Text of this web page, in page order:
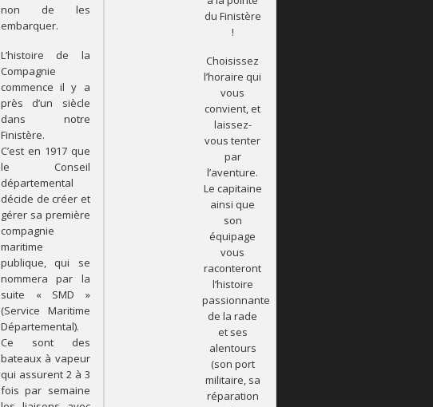
non de les
embarquer.
L’histoire de la
Compagnie
commence il y a
près d’un siècle
dans notre
Finistère.
C’est en 1917 que
le Conseil
départemental
décide de créer et
gérer sa première
compagnie
maritime
publique, qui se
nommera par la
suite « SMD »
(Service Maritime
Départemental).
Ce sont des
bateaux à vapeur
qui assurent 2 à 3
fois par semaine
du Finistère
!
Choisissez
l’horaire qui
vous
convient, et
laissez-
vous tenter
par
l’aventure.
Le capitaine
ainsi que
son
équipage
vous
raconteront
l’histoire
passionnante
de la rade
et ses
alentours
(son port
militaire, sa
réparation